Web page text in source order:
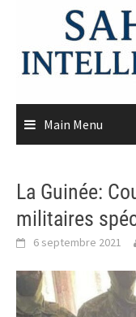
content
Main Menu
La Guinée:
militaires
6 septembre 2021